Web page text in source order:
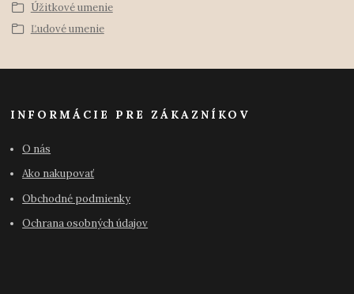
Úžitkové umenie
Ľudové umenie
INFORMÁCIE PRE ZÁKAZNÍKOV
O nás
Ako nakupovať
Obchodné podmienky
Ochrana osobných údajov